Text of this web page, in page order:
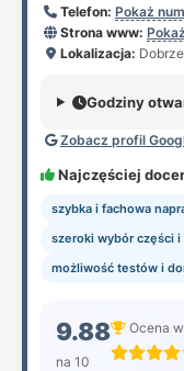
Telefon: Pokaż
Strona www:
Lokalizacja:
Godziny
Zobacz profil
Najczęściej
szybka i fachowa
szeroki wybór części
możliwość testów i
9.88
na 10
Ocena